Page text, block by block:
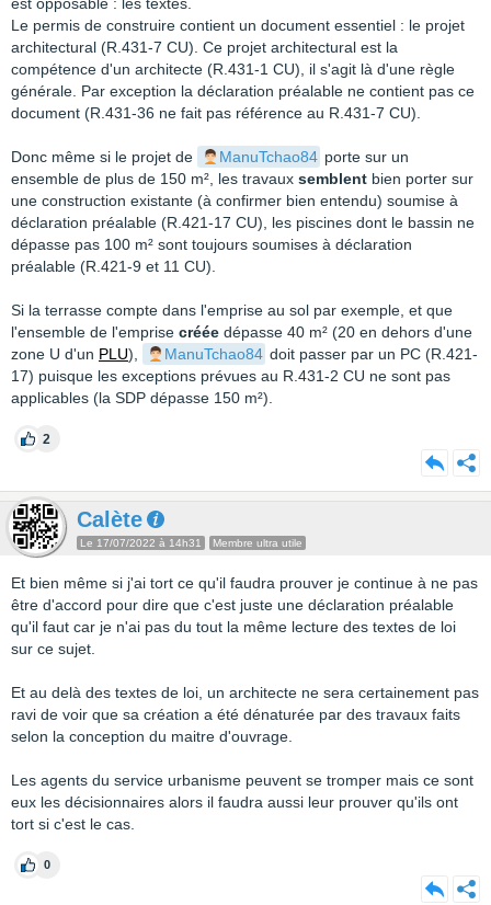
Le permis de construire contient un document essentiel : le projet
architectural (R.431-7 CU). Ce projet architectural est la
compétence d'un architecte (R.431-1 CU), il s'agit là d'une règle
générale. Par exception la déclaration préalable ne contient pas ce
document (R.431-36 ne fait pas référence au R.431-7 CU).
Donc même si le projet de ManuTchao84 porte sur un
ensemble de plus de 150 m², les travaux semblent bien porter sur
une construction existante (à confirmer bien entendu) soumise à
déclaration préalable (R.421-17 CU), les piscines dont le bassin ne
dépasse pas 100 m² sont toujours soumises à déclaration
préalable (R.421-9 et 11 CU).
Si la terrasse compte dans l'emprise au sol par exemple, et que
l'ensemble de l'emprise créée dépasse 40 m² (20 en dehors d'une
zone U d'un PLU), ManuTchao84 doit passer par un PC (R.421-
17) puisque les exceptions prévues au R.431-2 CU ne sont pas
applicables (la SDP dépasse 150 m²).
2
Calète
Le 17/07/2022 à 14h31 Membre ultra utile
Et bien même si j'ai tort ce qu'il faudra prouver je continue à ne pas
être d'accord pour dire que c'est juste une déclaration préalable
qu'il faut car je n'ai pas du tout la même lecture des textes de loi
sur ce sujet.
Et au delà des textes de loi, un architecte ne sera certainement pas
ravi de voir que sa création a été dénaturée par des travaux faits
selon la conception du maitre d'ouvrage.
Les agents du service urbanisme peuvent se tromper mais ce sont
eux les décisionnaires alors il faudra aussi leur prouver qu'ils ont
tort si c'est le cas.
0